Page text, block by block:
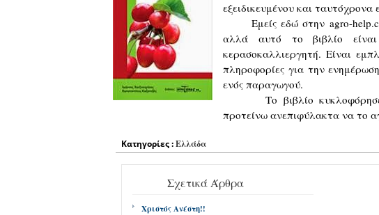
εξειδικευμένου και ταυτόχρονα
Εμείς εδώ στην agro-
αλλά αυτό το βιβλίο
κερασοκαλλιεργητή. Είναι
πληροφορίες για την
ενός παραγωγού.
Το βιβλίο κυκλοφόρησε
προτείνω ανεπιφύλακτα να το
Κατηγορίες :Ελλάδα
Σχετικά Άρθρα
Χριστός Ανέστη!!